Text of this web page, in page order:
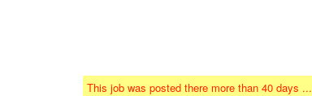
This job was posted there more than 40 days ...